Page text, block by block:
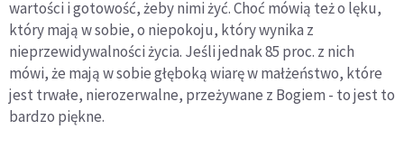
wartości i gotowość, żeby nimi żyć. Choć mówią też o lęku,
który mają w sobie, o niepokoju, który wynika z
nieprzewidywalności życia. Jeśli jednak 85 proc. z nich
mówi, że mają w sobie głęboką wiarę w małżeństwo, które
jest trwałe, nierozerwalne, przeżywane z Bogiem - to jest to
bardzo piękne.